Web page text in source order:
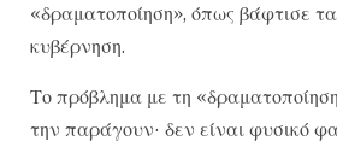
«δραματοποίηση», όπως βάφτισε
κυβέρνηση.
Το πρόβλημα με τη
την παράγουν· δεν είναι φυσικό